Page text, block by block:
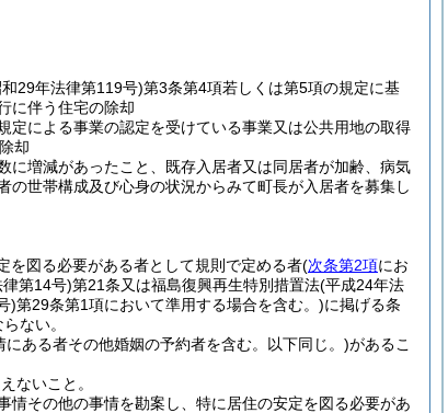
29年法律第119号)第3条第4項若しくは第5項の規定に基
に伴う住宅の除却
定による事業の認定を受けている事業又は公共用地の取得
却
に増減があったこと、既存入居者又は同居者が加齢、病気
世帯構成及び心身の状況からみて町長が入居者を募集し
を図る必要がある者として規則で定める者(次条第2項にお
第14号)第21条又は福島復興再生特別措置法(平成24年法
)第29条第1項において準用する場合を含む。)に掲げる条
ない。
ある者その他婚姻の予約者を含む。以下同じ。)があるこ
ないこと。
情その他の事情を勘案し、特に居住の安定を図る必要があ